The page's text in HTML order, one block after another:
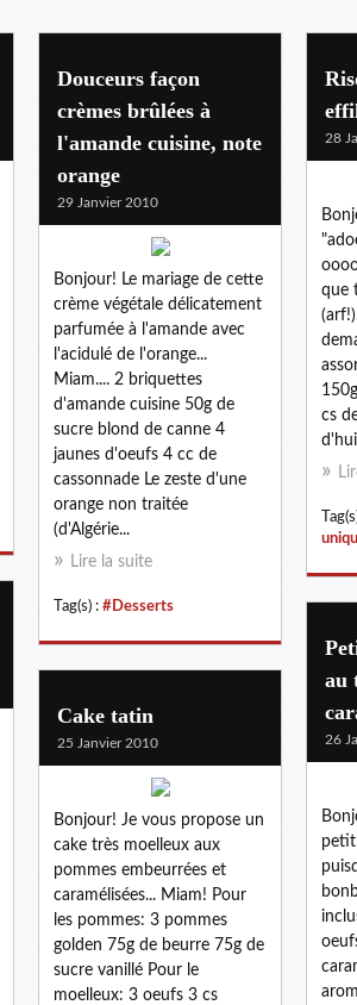
Douceurs façon
crèmes brûlées à
l'amande cuisine, note
orange
29 Janvier 2010
Bonjour! Le mariage de cette
crème végétale délicatement
parfumée à l'amande avec
l'acidulé de l'orange...
Miam.... 2 briquettes
d'amande cuisine 50g de
sucre blond de canne 4
jaunes d'oeufs 4 cc de
cassonnade Le zeste d'une
orange non traitée
(d'Algérie...
Lire la suite
Tag(s) : #Desserts
28
que
cs
au
26
Cake tatin
25 Janvier 2010
Bonjour! Je vous propose un
cake très moelleux aux
pommes embeurrées et
caramélisées... Miam! Pour
les pommes: 3 pommes
golden 75g de beurre 75g de
sucre vanillé Pour le
moelleux: 3 oeufs 3 cs